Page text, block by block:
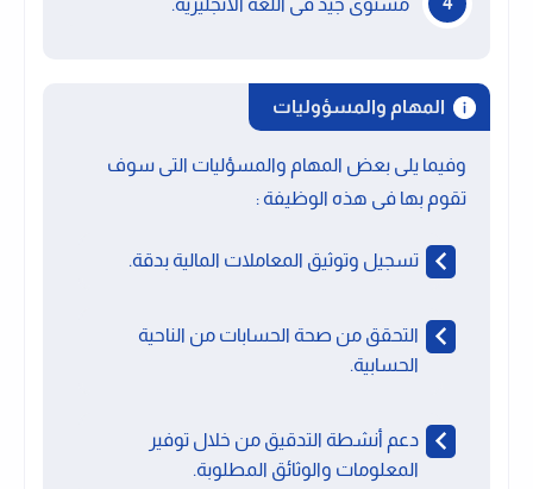
المهام والمسؤوليات
وفيما يلى بعض المهام والمسؤليات التى سوف
تقوم بها فى هذه الوظيفة :
تسجيل وتوثيق المعاملات المالية بدقة.
التحقق من صحة الحسابات من الناحية
الحسابية.
دعم أنشطة التدقيق من خلال توفير
المعلومات والوثائق المطلوبة.